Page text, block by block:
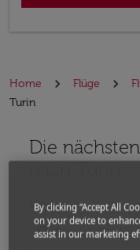
Home Flüge
Turin
Die
Von
location_on
Bitte ändern Sie
By clicking “Accept All
on your device to
assist in our marketing